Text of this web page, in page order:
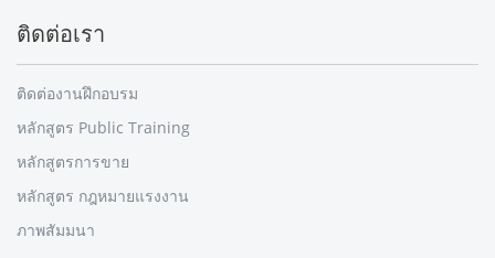
ติดต่อเรา
ติดต่องานฝึกอบรม
หลักสูตร Public Training
หลักสูตรการขาย
หลักสูตร กฎหมายแรงงาน
ภาพสัมมนา